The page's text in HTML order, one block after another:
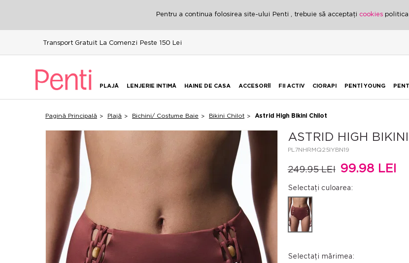
Pentru a continua folosirea site-ului Penti , trebuie să acceptați cookies politica
Transport Gratuit La Comenzi Peste 150 Lei
PLAJĂ LENJERIE INTIMĂ HAINE DE CASA ACCESORİİ FII ACTIV CIORAPI PENTİ YOUNG
Pagină Principală Plajă Bichini/ Costume Baie Bikini Chilot Astrid High Bikini Chilot
ASTRID HIGH
PL7NHRMQ25IYBN19
249.95 LEI 99.98 LEI
Selectați culoarea:
Selectați mărimea: